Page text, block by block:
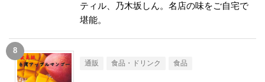
ティル、乃木坂しん。名店の味をご自宅で
堪能。
通販 食品・ドリンク 食品